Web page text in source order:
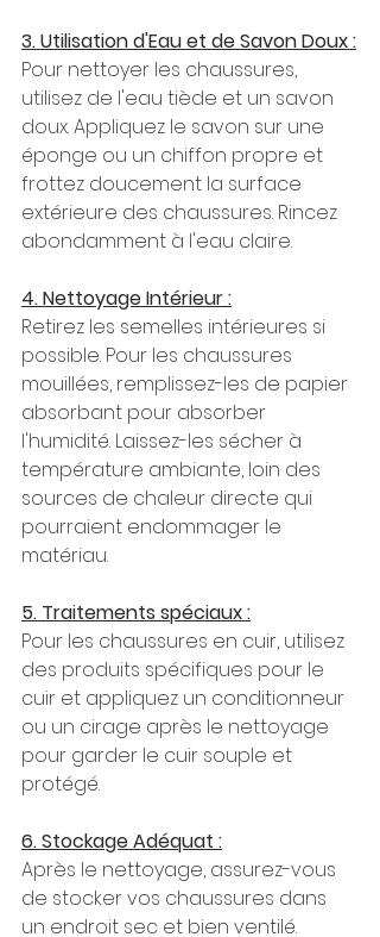
3. Utilisation d'Eau et de Savon Doux :
Pour nettoyer les chaussures,
utilisez de l'eau tiède et un savon
doux. Appliquez le savon sur une
éponge ou un chiffon propre et
frottez doucement la surface
extérieure des chaussures. Rincez
abondamment à l'eau claire.
4. Nettoyage Intérieur :
Retirez les semelles intérieures si
possible. Pour les chaussures
mouillées, remplissez-les de papier
absorbant pour absorber
l'humidité. Laissez-les sécher à
température ambiante, loin des
sources de chaleur directe qui
pourraient endommager le
matériau.
5. Traitements spéciaux :
Pour les chaussures en cuir, utilisez
des produits spécifiques pour le
cuir et appliquez un conditionneur
ou un cirage après le nettoyage
pour garder le cuir souple et
protégé.
6. Stockage Adéquat :
Après le nettoyage, assurez-vous
de stocker vos chaussures dans
un endroit sec et bien ventilé.